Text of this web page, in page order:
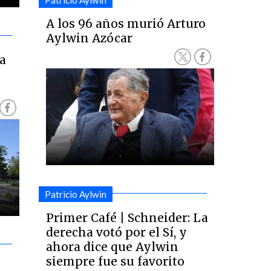
A los 96 años murió Arturo
Aylwin Azócar
Patricio Aylwin
Primer Café | Schneider: La
derecha votó por el Sí, y
ahora dice que Aylwin
siempre fue su favorito